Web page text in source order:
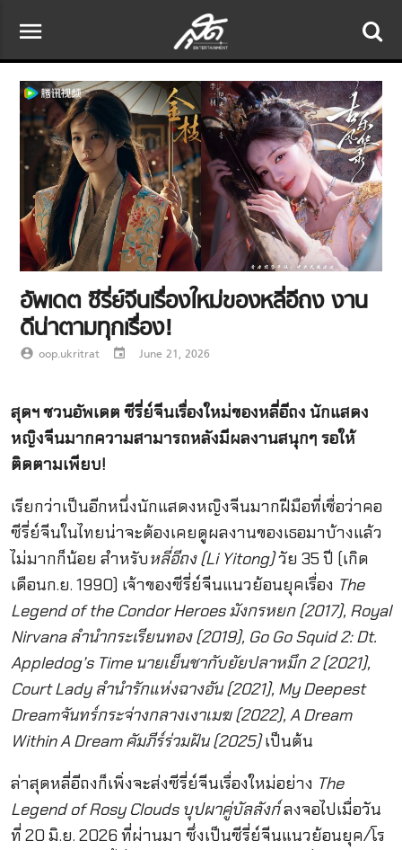
menu
อัพเดต ซีรี่ย์จีนเรื่องใหม่ของหลี่อีถง งาน
ดีน่าตามทุกเรื่อง!
account_circle oop.ukritrat event June 21, 2026
สุดฯ ชวนอัพเดต ซีรี่ย์จีนเรื่องใหม่ของหลี่อีถง นักแสดง
หญิงจีนมากความสามารถหลังมีผลงานสนุกๆ รอให้
ติดตามเพียบ!
เรียกว่าเป็นอีกหนึ่งนักแสดงหญิงจีนมากฝีมือที่เชื่อว่าคอ
ซีรี่ย์จีนในไทยน่าจะต้องเคยดูผลงานของเธอมาบ้างแล้ว
ไม่มากก็น้อย สำหรับหลี่อีถง (Li Yitong)วัย 35 ปี (เกิด
เดือนก.ย. 1990) เจ้าของซีรี่ย์จีนแนวย้อนยุคเรื่อง The
Legend of the Condor Heroes มังกรหยก (2017), Royal
Nirvana ลำนำกระเรียนทอง (2019), Go Go Squid 2: Dt.
Appledog’s Time นายเย็นชากับยัยปลาหมึก 2 (2021),
Court Lady ลำนำรักแห่งฉางอัน (2021), My Deepest
Dreamจันทร์กระจ่างกลางเงาเมฆ (2022), A Dream
Within A Dream คัมภีร์ร่วมฝัน (2025)เป็นต้น
ล่าสุดหลี่อีถงก็เพิ่งจะส่งซีรี่ย์จีนเรื่องใหม่อย่าง The
Legend of Rosy Clouds บุปผาคู่บัลลังก์ลงจอไปเมื่อวัน
ที่ 20 มิ.ย. 2026 ที่ผ่านมา ซึ่งเป็นซีรี่ย์จีนแนวย้อนยุค/โร